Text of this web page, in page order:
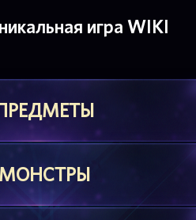
игра WIKI
МОНСТРЫ